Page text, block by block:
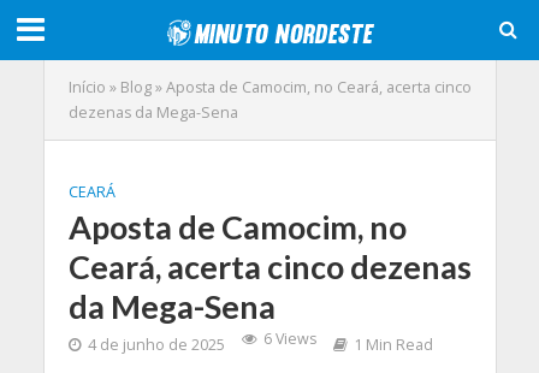
Início » Blog»Aposta de Camocim, no Ceará, acerta cinco
dezenas da Mega-Sena
CEARÁ
Aposta de Camocim, no
Ceará, acerta cinco dezenas
da Mega-Sena
4 de junho de 2025 6 Views 1 Min Read